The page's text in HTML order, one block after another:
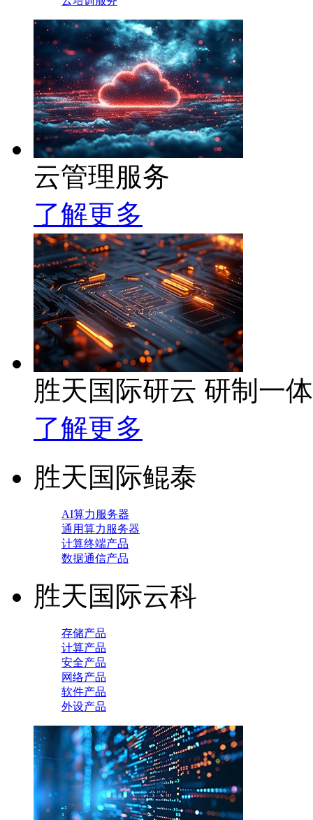
云管理服务
了解更多
胜天国际研云 研制一
了解更多
胜天国际鲲泰
AI算力服务器
通用算力服务器
计算终端产品
数据通信产品
胜天国际云科
存储产品
计算产品
安全产品
网络产品
软件产品
外设产品